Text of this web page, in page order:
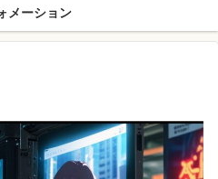
メーション